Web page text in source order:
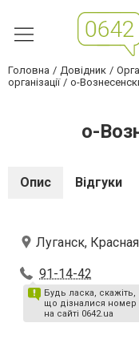
Головна Довідник
організації
о-
о-
Опис Відгуки
Луганск,
91-14-42
Будь ласка, скажіть,
що дізналися номер
на сайті 0642.ua